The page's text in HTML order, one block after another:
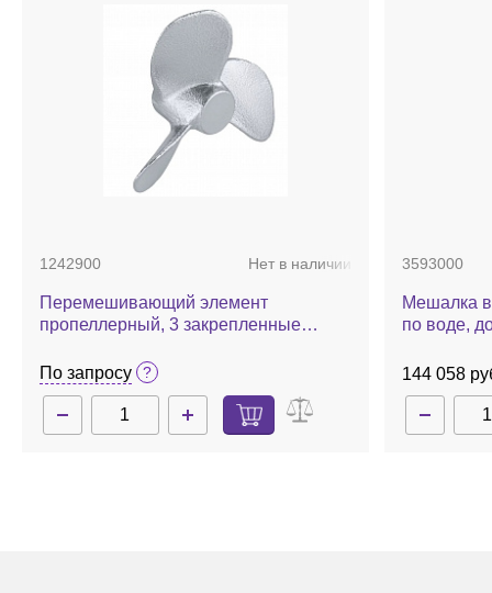
1242900 Нет в наличии
Перемешивающий элемент
пропеллерный, 3 закрепленные
сталь, R 1401
По запросу
3593000
Мешалка
по воде,
144 058